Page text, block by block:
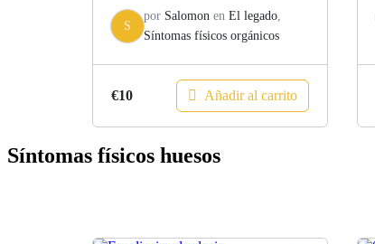
S
por Salomon en El legado
Síntomas físicos orgánicos
€10 Añadir al carrito
Síntomas físicos huesos